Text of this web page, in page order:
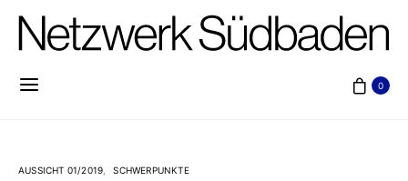
0
AUSSICHT 01/2019 SCHWERPUNKTE